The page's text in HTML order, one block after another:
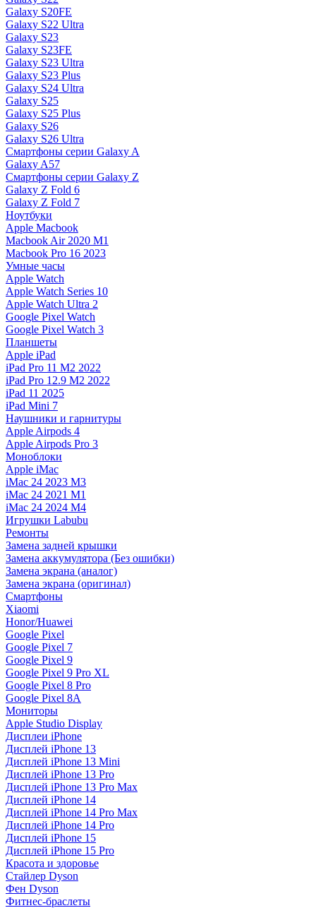
Galaxy S20FE
Galaxy S22 Ultra
Galaxy S23
Galaxy S23FE
Galaxy S23 Ultra
Galaxy S23 Plus
Galaxy S24 Ultra
Galaxy S25
Galaxy S25 Plus
Galaxy S26
Galaxy S26 Ultra
Смартфоны серии Galaxy A
Galaxy A57
Смартфоны серии Galaxy Z
Galaxy Z Fold 6
Galaxy Z Fold 7
Ноутбуки
Apple Macbook
Macbook Air 2020 M1
Macbook Pro 16 2023
Умные часы
Apple Watch
Apple Watch Series 10
Apple Watch Ultra 2
Google Pixel Watch
Google Pixel Watch 3
Планшеты
Apple iPad
iPad Pro 11 M2 2022
iPad Pro 12.9 M2 2022
iPad 11 2025
iPad Mini 7
Наушники и гарнитуры
Apple Airpods 4
Apple Airpods Pro 3
Моноблоки
Apple iMac
iMac 24 2023 M3
iMac 24 2021 M1
iMac 24 2024 M4
Игрушки Labubu
Ремонты
Замена задней крышки
Замена аккумулятора (Без ошибки)
Замена экрана (аналог)
Замена экрана (оригинал)
Смартфоны
Xiaomi
Honor/Huawei
Google Pixel
Google Pixel 7
Google Pixel 9
Google Pixel 9 Pro XL
Google Pixel 8 Pro
Google Pixel 8A
Мониторы
Apple Studio Display
Дисплеи iPhone
Дисплей iPhone 13
Дисплей iPhone 13 Mini
Дисплей iPhone 13 Pro
Дисплей iPhone 13 Pro Max
Дисплей iPhone 14
Дисплей iPhone 14 Pro Max
Дисплей iPhone 14 Pro
Дисплей iPhone 15
Дисплей iPhone 15 Pro
Красота и здоровье
Стайлер Dyson
Фен Dyson
Фитнес-браслеты